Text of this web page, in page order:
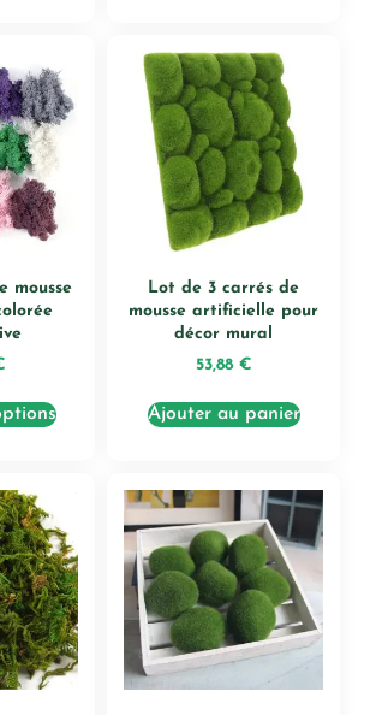
mousse
Lot de 3 carrés de
mousse artificielle pour
décor mural
53,88 €
Ajouter au panier